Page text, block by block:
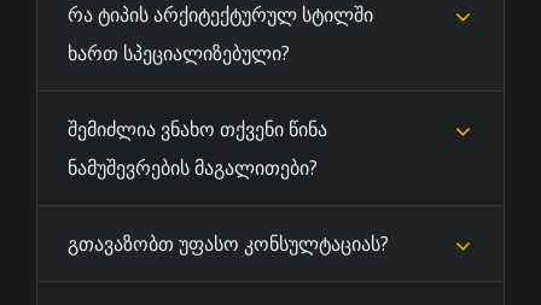
რა ტიპის არქიტექტურულ სტილში
ხართ სპეციალიზებული?
შემიძლია ვნახო თქვენი წინა
ნამუშევრების მაგალითები?
გთავაზობთ უფასო კონსულტაციას?